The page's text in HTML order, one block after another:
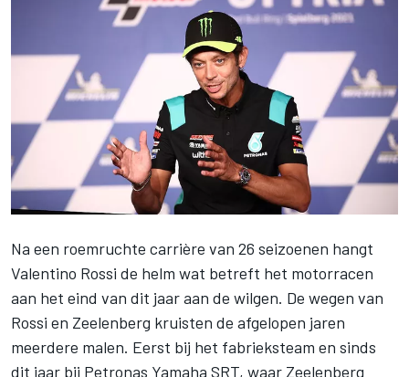
Na een roemruchte carrière van 26 seizoenen hangt
Valentino Rossi de helm wat betreft het motorracen
aan het eind van dit jaar aan de wilgen. De wegen van
Rossi en Zeelenberg kruisten de afgelopen jaren
meerdere malen. Eerst bij het fabrieksteam en sinds
dit jaar bij Petronas Yamaha SRT, waar Zeelenberg